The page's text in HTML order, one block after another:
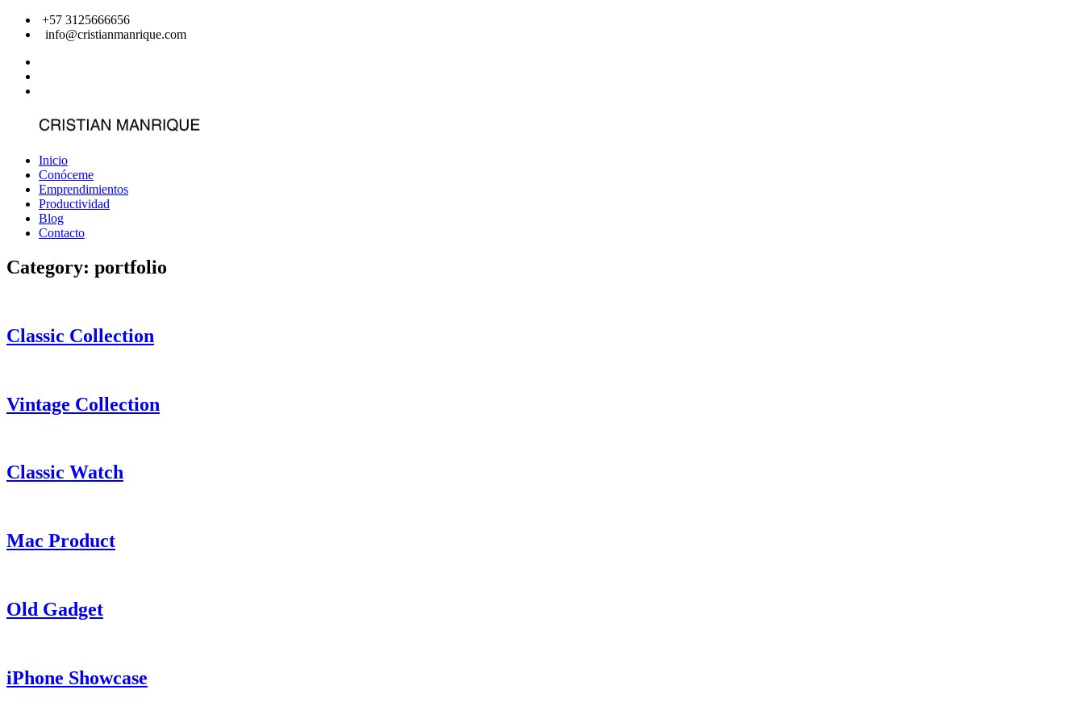
Saltar
+57 3125666656
info@cristianmanrique.com
Cristian
Manrique
Vive
vida
diseño
no
por
Inicio
Conóceme
Emprendimientos
Productividad
Blog
Contacto
Category: portfolio
Classic Collection
Vintage Collection
Classic Watch
Mac Product
Old Gadget
iPhone Showcase